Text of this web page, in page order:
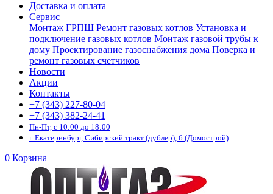
Доставка и оплата
Сервис
Монтаж ГРПШ Ремонт газовых котлов Установка и
подключение газовых котлов Монтаж газовой трубы к
дому Проектирование газоснабжения дома Поверка и
ремонт газовых счетчиков
Новости
Акции
Контакты
+7 (343) 227-80-04
+7 (343) 382-24-41
Пн-Пт, с 10:00 до 18:00
г. Екатеринбург, Сибирский тракт (дублер), 6 (Домострой)
0 Корзина